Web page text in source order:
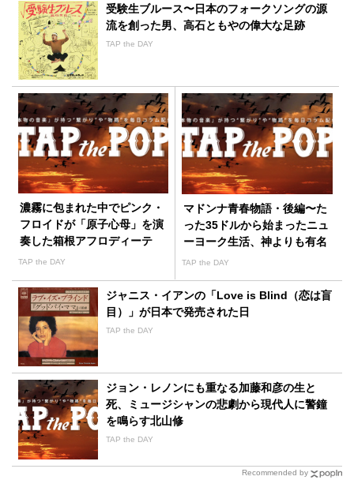
受験生ブルース〜日本のフォークソングの源
流を創った男、高石ともやの偉大な足跡
TAP the DAY
濃霧に包まれた中でピンク・
フロイドが「原子心母」を演
奏した箱根アフロディーテ
TAP the DAY
マドンナ青春物語・後編〜た
った35ドルから始まったニュ
ーヨーク生活、神よりも有名
になる！そして掴んだ夢への
TAP the DAY
ジャニス・イアンの「Love is Blind（恋は盲
目）」が日本で発売された日
TAP the DAY
ジョン・レノンにも重なる加藤和彦の生と
死、ミュージシャンの悲劇から現代人に警鐘
を鳴らす北山修
TAP the DAY
Recommended by